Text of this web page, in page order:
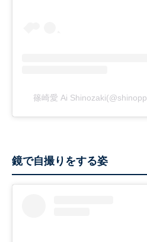
篠崎愛 Ai
鏡で自撮りをする姿